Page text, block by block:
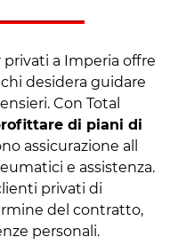
a Imperia offre
desidera guidare
Con Total
di piani di
assicurazione all
e assistenza.
privati di
del contratto,
personali.